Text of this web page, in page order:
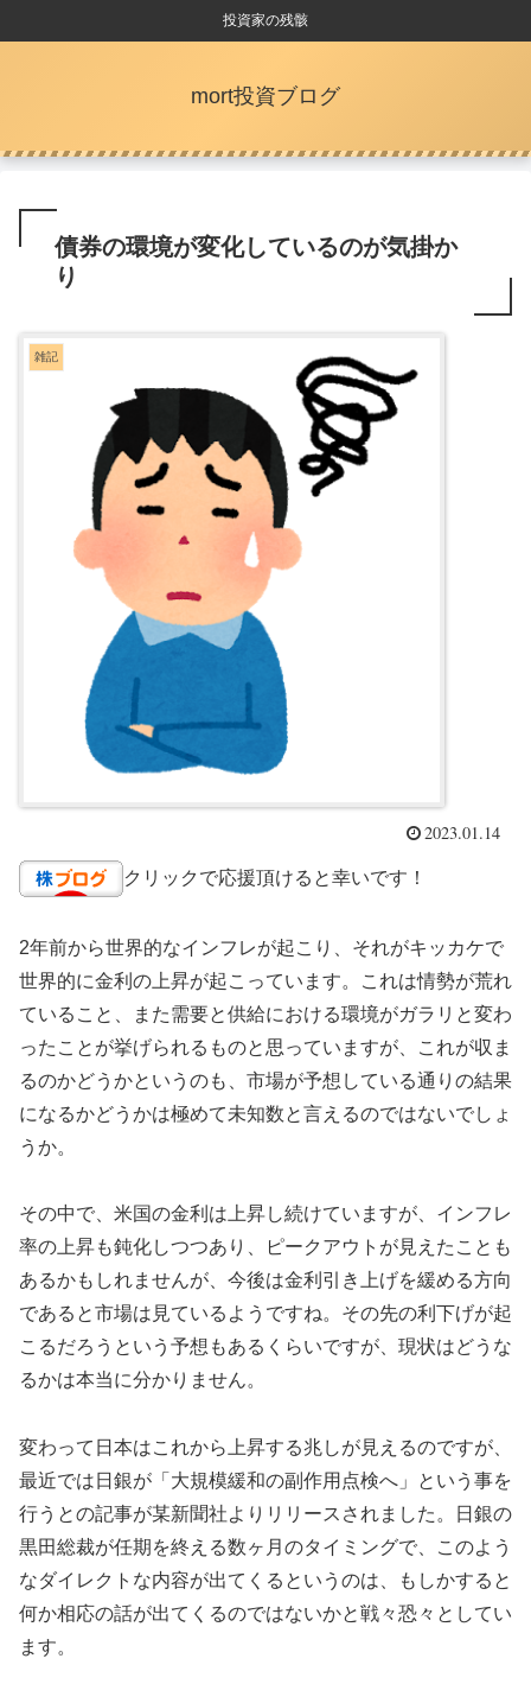
投資家の残骸
mort投資ブログ
債券の環境が変化しているのが気掛か
り
雑記
2023.01.14
クリックで応援頂けると幸いです！
2年前から世界的なインフレが起こり、それがキッカケで
世界的に金利の上昇が起こっています。これは情勢が荒れ
ていること、また需要と供給における環境がガラリと変わ
ったことが挙げられるものと思っていますが、これが収ま
るのかどうかというのも、市場が予想している通りの結果
になるかどうかは極めて未知数と言えるのではないでしょ
うか。
その中で、米国の金利は上昇し続けていますが、インフレ
率の上昇も鈍化しつつあり、ピークアウトが見えたことも
あるかもしれませんが、今後は金利引き上げを緩める方向
であると市場は見ているようですね。その先の利下げが起
こるだろうという予想もあるくらいですが、現状はどうな
るかは本当に分かりません。
変わって日本はこれから上昇する兆しが見えるのですが、
最近では日銀が「大規模緩和の副作用点検へ」という事を
行うとの記事が某新聞社よりリリースされました。日銀の
黒田総裁が任期を終える数ヶ月のタイミングで、このよう
なダイレクトな内容が出てくるというのは、もしかすると
何か相応の話が出てくるのではないかと戦々恐々としてい
ます。